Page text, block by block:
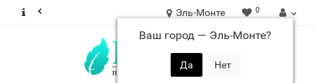
Эль-Монте
Ваш город — Эль-Монте?
0